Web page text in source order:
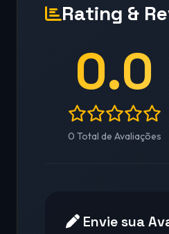
Rating &
0.0
0 Total de Avaliações
Envie sua